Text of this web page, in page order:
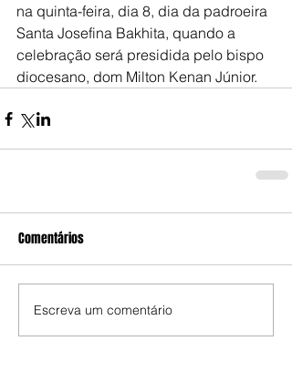
na quinta-feira, dia 8, dia da padroeira
Santa Josefina Bakhita, quando a
celebração será presidida pelo bispo
diocesano, dom Milton Kenan Júnior.
Comentários
Escreva um comentário